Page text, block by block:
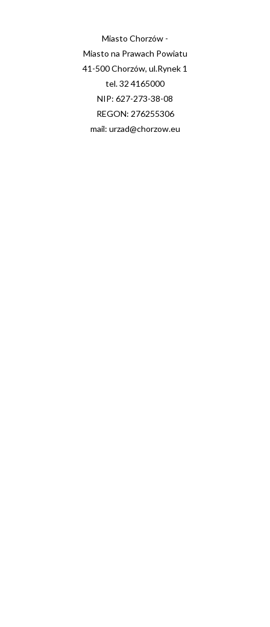
Miasto Chorzów -
Miasto na Prawach Powiatu
41-500 Chorzów, ul.Rynek 1
tel. 32 4165000
NIP: 627-273-38-08
REGON: 276255306
mail: urzad@chorzow.eu